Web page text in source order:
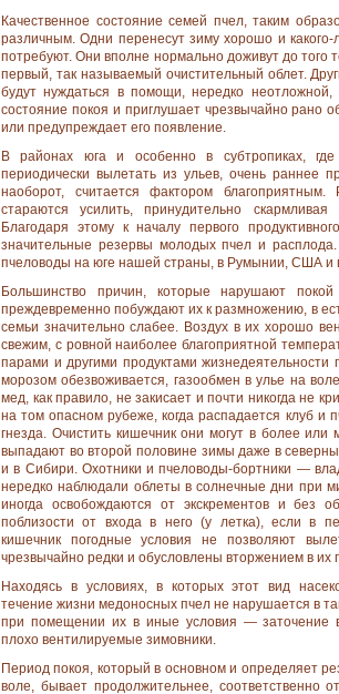
Качественное состояние семей пчел, таким
различным. Одни перенесут зиму хорошо и
потребуют. Они вполне нормально доживут до того
первый, так называемый очистительный облет.
будут нуждаться в помощи, нередко
состояние покоя и приглушает чрезвычайно рано
или предупреждает его появление.
В районах юга и особенно в субтропиках,
периодически вылетать из ульев, очень раннее
наобо­рот, считается фактором
стараются усилить, принудительно
Благодаря этому к началу первого
значительные резервы молодых пчел и расплода.
пчеловоды на юге нашей стра­ны, в Румынии, США и
Большинство причин, которые нарушают
преждевременно побуждают их к размножению, в
семьи значительно слабее. Воздух в их хорошо
свежим, с ровной наиболее благоприят­ной
парами и другими продуктами жизнедеятельности
морозом обезвоживается, газообмен в улье на
мед, как правило, не закисает и почти никогда не
на том опасном рубеже, когда распадается клуб и
гнезда. Очистить кишечник они могут в более
выпадают во второй половине зимы даже в
и в Сиби­ри. Охотники и пчеловоды-бортники —
нередко наблюдали облеты в солнечные дни при
иногда освобождаются от экскрементов и без
поблизости от входа в него (у летка), если в
кишечник погодные условия не позволяют
чрезвычайно редки и обусловлены вторжением в их
Находясь в условиях, в которых этот вид
течение жизни медоносных пчел не нарушается в
при помещении их в иные условия — заточение
плохо вентилируемые зимовники.
Период покоя, который в основном и определяет
воле, бывает продол­жительнее, соответственно